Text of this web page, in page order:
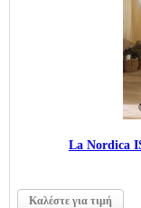
La Nordica
Καλέστε για τιμή